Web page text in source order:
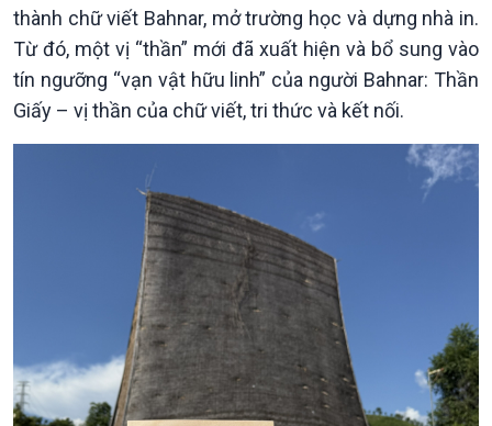
thành chữ viết Bahnar, mở trường học và dựng nhà in.
Từ đó, một vị “thần” mới đã xuất hiện và bổ sung vào
tín ngưỡng “vạn vật hữu linh” của người Bahnar: Thần
Giấy – vị thần của chữ viết, tri thức và kết nối.